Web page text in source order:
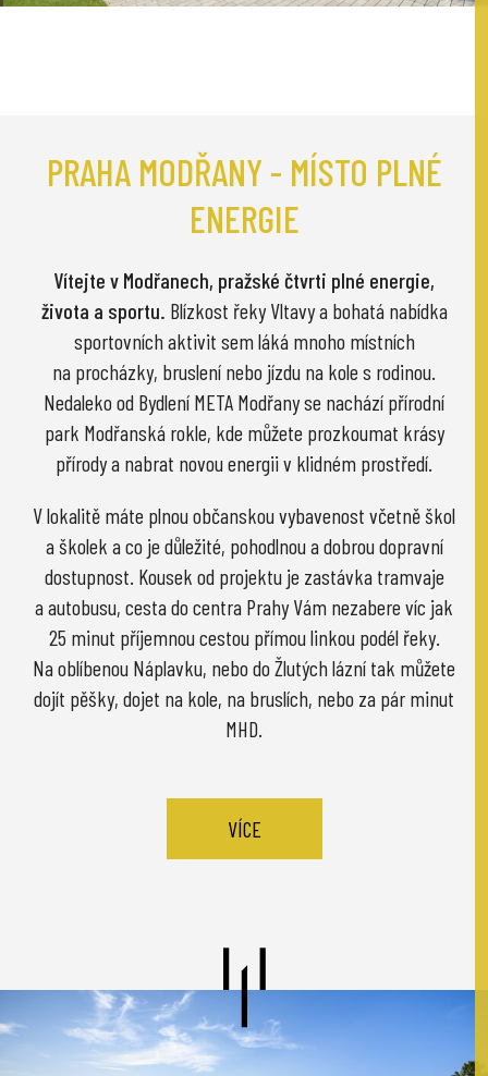
PRAHA MODŘANY - MÍSTO PLNÉ
ENERGIE
Vítejte v Modřanech, pražské čtvrti plné energie,
života a sportu. Blízkost řeky Vltavy a bohatá nabídka
sportovních aktivit sem láká mnoho místních
na procházky, bruslení nebo jízdu na kole s rodinou.
Nedaleko od Bydlení META Modřany se nachází přírodní
park Modřanská rokle, kde můžete prozkoumat krásy
přírody a nabrat novou energii v klidném prostředí.
V lokalitě máte plnou občanskou vybavenost včetně škol
a školek a co je důležité, pohodlnou a dobrou dopravní
dostupnost. Kousek od projektu je zastávka tramvaje
a autobusu, cesta do centra Prahy Vám nezabere víc jak
25 minut příjemnou cestou přímou linkou podél řeky.
Na oblíbenou Náplavku, nebo do Žlutých lázní tak můžete
dojít pěšky, dojet na kole, na bruslích, nebo za pár minut
MHD.
VÍCE